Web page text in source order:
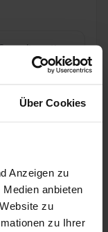
Über Cookies
Anzeigen zu
anbieten
zu
zu Ihrer
alternatieven
de